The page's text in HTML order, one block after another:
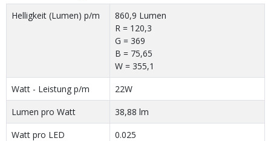
Helligkeit (Lumen) p/m
860,9 Lumen
R = 120,3
G = 369
B = 75,65
W = 355,1
Watt - Leistung p/m
22W
Lumen pro Watt
38,88 lm
Watt pro LED
0.025